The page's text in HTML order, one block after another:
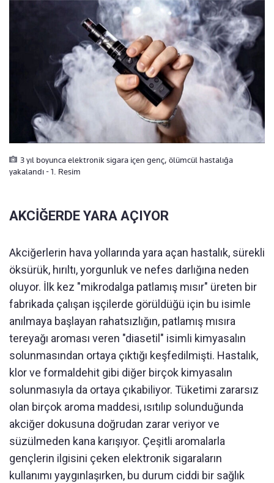
3 yıl boyunca elektronik sigara içen genç, ölümcül hastalığa
yakalandı - 1. Resim
AKCİĞERDE YARA AÇIYOR
Akciğerlerin hava yollarında yara açan hastalık, sürekli
öksürük, hırıltı, yorgunluk ve nefes darlığına neden
oluyor. İlk kez "mikrodalga patlamış mısır" üreten bir
fabrikada çalışan işçilerde görüldüğü için bu isimle
anılmaya başlayan rahatsızlığın, patlamış mısıra
tereyağı aroması veren "diasetil" isimli kimyasalın
solunmasından ortaya çıktığı keşfedilmişti. Hastalık,
klor ve formaldehit gibi diğer birçok kimyasalın
solunmasıyla da ortaya çıkabiliyor. Tüketimi zararsız
olan birçok aroma maddesi, ısıtılıp solunduğunda
akciğer dokusuna doğrudan zarar veriyor ve
süzülmeden kana karışıyor. Çeşitli aromalarla
gençlerin ilgisini çeken elektronik sigaraların
kullanımı yaygınlaşırken, bu durum ciddi bir sağlık